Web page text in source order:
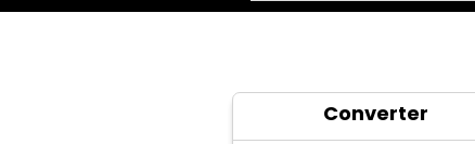
Converter